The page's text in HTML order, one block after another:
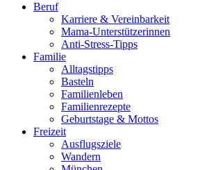
Beruf
Karriere & Vereinbarkeit
Mama-Unterstützerinnen
Anti-Stress-Tipps
Familie
Alltagstipps
Basteln
Familienleben
Familienrezepte
Geburtstage & Mottos
Freizeit
Ausflugsziele
Wandern